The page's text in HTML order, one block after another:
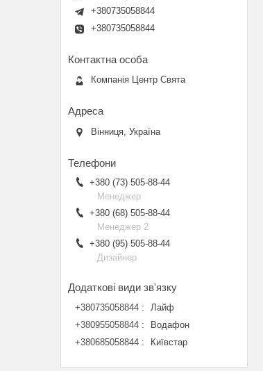
+380735058844
+380735058844
Компанія Центр Свята
Вінниця, Україна
+380 (73) 505-88-44
Менеджер
+380 (68) 505-88-44
Менеджер 2
+380 (95) 505-88-44
Дизайнер
+380735058844
Лайф
+380955058844
Водафон
+380685058844
Київстар